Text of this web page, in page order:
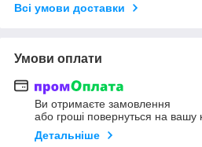
Всі умови доставки
Умови оплати
Ви отримаєте замовлення
або гроші повернуться на вашу
Детальніше